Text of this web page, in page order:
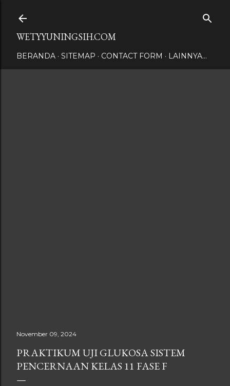
WETYYUNINGSIH.COM
BERANDA SITEMAP CONTACT FORM LAINNYA…
November 09, 2024
PRAKTIKUM UJI GLUKOSA SISTEM
PENCERNAAN KELAS 11 FASE F